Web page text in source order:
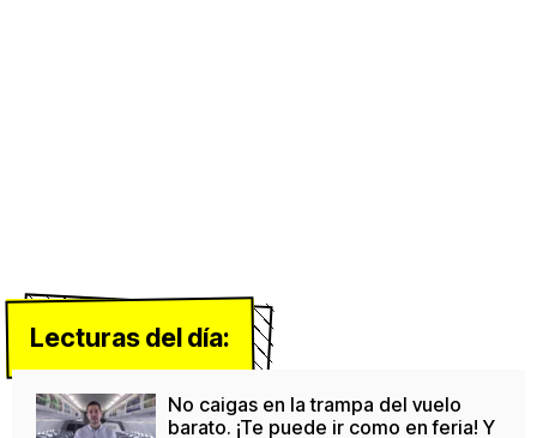
Lecturas del día:
No caigas en la trampa del vuelo
barato. ¡Te puede ir como en feria! Y